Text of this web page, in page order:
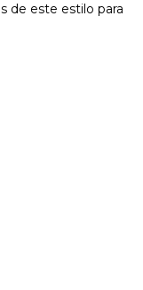
de este estilo para